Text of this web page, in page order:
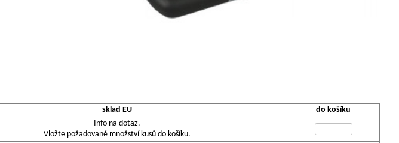
sklad EU do košíku
Info na dotaz.
Vložte požadované množství kusů do košíku.